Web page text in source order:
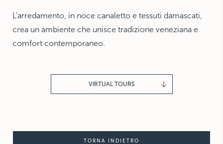
L’arredamento, in noce canaletto e tessuti damascati,
crea un ambiente che unisce tradizione veneziana e
comfort contemporaneo.
VIRTUAL TOURS
TORNA INDIETRO